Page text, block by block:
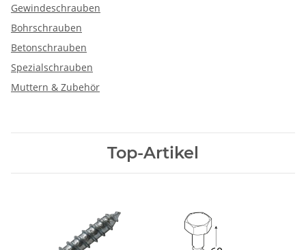
Gewindeschrauben
Bohrschrauben
Betonschrauben
Spezialschrauben
Muttern & Zubehör
Top-Artikel